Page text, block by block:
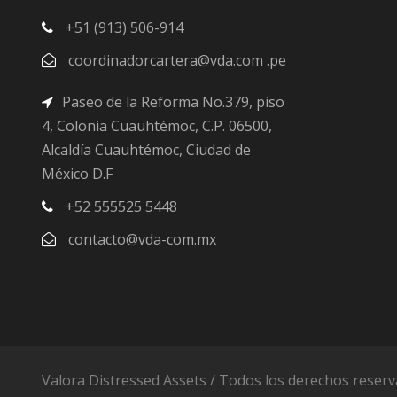
+51 (913) 506-914
coordinadorcartera@vda.com .pe
Paseo de la Reforma No.379, piso
4, Colonia Cuauhtémoc, C.P. 06500,
Alcaldía Cuauhtémoc, Ciudad de
México D.F
+52 555525 5448
contacto@vda-com.mx
Valora Distressed Assets / Todos los derechos